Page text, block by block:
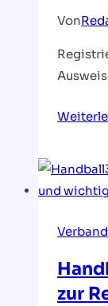
Von
Verband
zur